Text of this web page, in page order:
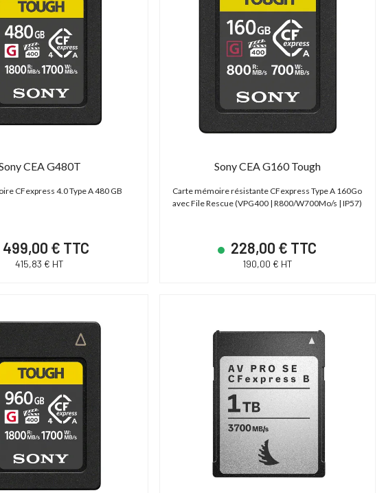
14 606,40 €
12 172,00 € HT
18 258,00 € TTC
CEA G480T
CFexpress 4.0 Type A 480 GB
499,00 € TTC
415,83 € HT
Sony CEA G160 Tough
Carte mémoire résistante CFexpress Type A 160Go
avec File Rescue (VPG400 | R800/W700Mo/s | IP57)
228,00 € TTC
190,00 € HT